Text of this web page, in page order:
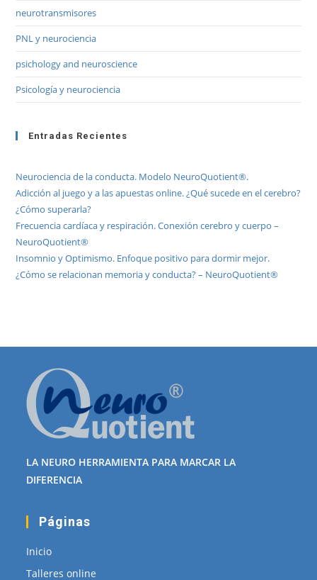
neurotransmisores
PNL y neurociencia
psichology and neuroscience
Psicología y neurociencia
Entradas Recientes
Neurociencia de la conducta. Modelo NeuroQuotient®.
Adicción al juego y a las apuestas online. ¿Qué sucede en el cerebro?
¿Cómo superarla?
Frecuencia cardíaca y respiración. Conexión cerebro y cuerpo –
NeuroQuotient®
Insomnio y Optimismo. Enfoque positivo para dormir mejor.
¿Cómo se relacionan memoria y conducta? – NeuroQuotient®
LA NEURO HERRAMIENTA PARA MARCAR LA
DIFERENCIA
Páginas
Inicio
Talleres online